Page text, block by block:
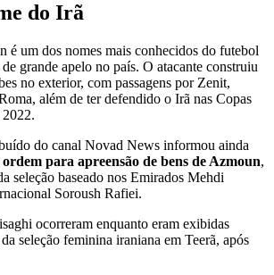
do Irã
é um dos nomes mais conhecidos do futebol
grande apelo no país. O atacante construiu
no exterior, com passagens por Zenit,
além de ter defendido o Irã nas Copas
do canal Novad News informou ainda
para apreensão de bens de Azmoun,
seleção baseado nos Emirados Mehdi
Soroush Rafiei.
ocorreram enquanto eram exibidas
seleção feminina iraniana em Teerã, após